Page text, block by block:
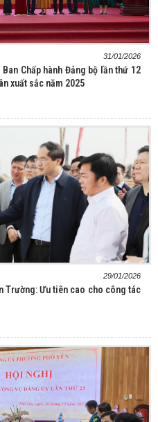
31/01/2026
Chấp hành Đảng bộ lần thứ 12
xuất sắc năm 2025
29/01/2026
Trường: Ưu tiên cao cho công tác